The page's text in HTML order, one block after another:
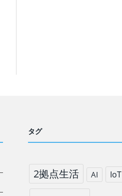
タグ
2拠点生活 AI IoT